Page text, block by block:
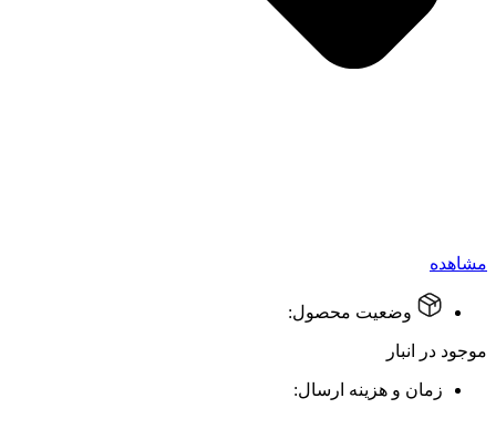
مشاهده
وضعیت محصول:
موجود در انبار
زمان و هزینه ارسال: